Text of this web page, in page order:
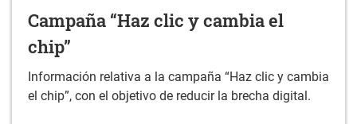
Campaña “Haz clic y cambia el
chip”
Información relativa a la campaña “Haz clic y cambia
el chip”, con el objetivo de reducir la brecha digital.